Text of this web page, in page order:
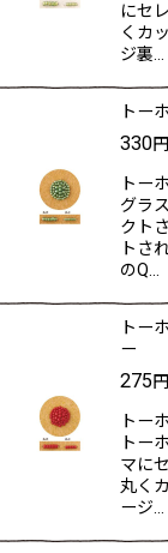
にセ
くカ
ジ裏…
トー
330円
トー
グラ
クト
トさ
のQ…
トー
ー
275円
トー
トー
マに
丸く
ージ…